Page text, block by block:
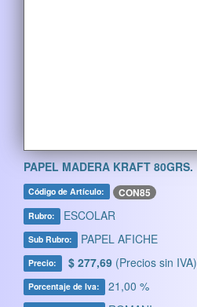
PAPEL MADERA KRAFT 80GRS.
Código de Artículo: CON85
Rubro: ESCOLAR
Sub Rubro: PAPEL AFICHE
Precio: $ 277,69 (Precios sin IVA)
Porcentaje de Iva: 21,00 %